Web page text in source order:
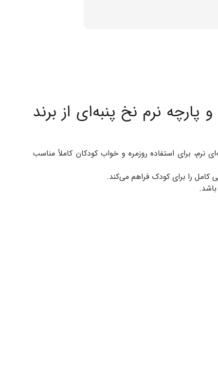
و پارچه نرم نخ پنبه‌ای از برند
و پارچه نخ پنبه‌ای نرم، برای استفاده روزمره و خواب کودکان کاملاً مناسب
را برای کودک فراهم می‌کند.